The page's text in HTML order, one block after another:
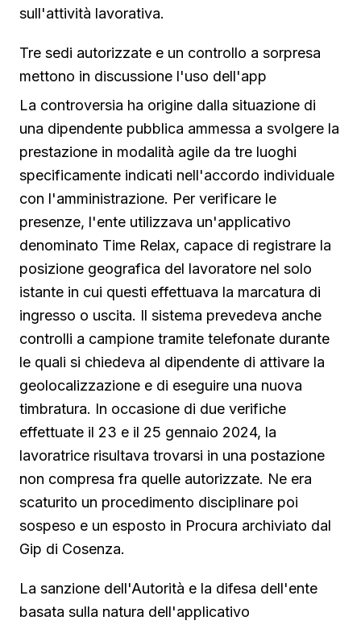
sull'attività lavorativa.
Tre sedi autorizzate e un controllo a sorpresa
mettono in discussione l'uso dell'app
La controversia ha origine dalla situazione di
una dipendente pubblica ammessa a svolgere la
prestazione in modalità agile da tre luoghi
specificamente indicati nell'accordo individuale
con l'amministrazione. Per verificare le
presenze, l'ente utilizzava un'applicativo
denominato Time Relax, capace di registrare la
posizione geografica del lavoratore nel solo
istante in cui questi effettuava la marcatura di
ingresso o uscita. Il sistema prevedeva anche
controlli a campione tramite telefonate durante
le quali si chiedeva al dipendente di attivare la
geolocalizzazione e di eseguire una nuova
timbratura. In occasione di due verifiche
effettuate il 23 e il 25 gennaio 2024, la
lavoratrice risultava trovarsi in una postazione
non compresa fra quelle autorizzate. Ne era
scaturito un procedimento disciplinare poi
sospeso e un esposto in Procura archiviato dal
Gip di Cosenza.
La sanzione dell'Autorità e la difesa dell'ente
basata sulla natura dell'applicativo